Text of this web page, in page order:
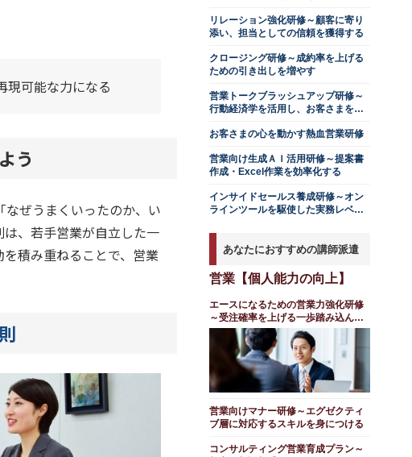
現可能な力になる
う
ぜうまくいったのか、い
、若手営業が自立した一
積み重ねることで、営業
リレーション強化研修～顧客に寄り
添い、担当としての信頼を獲得する
クロージング研修～成約率を上げる
ための引き出しを増やす
営業トークブラッシュアップ研修～
行動経済学を活用し、お客さまを動
お客さまの心を動かす熱血営業研修
営業向け生成ＡＩ活用研修～提案書
作成・Excel作業を効率化する
インサイドセールス養成研修～オン
ラインツールを駆使した実務レベル
あなたにおすすめの講師派遣
営業【個人能力の向上】
エースになるための営業力強化研修
～受注確率を上げる一歩踏み込んだ
攻略プラン
営業向けマナー研修～エグゼクティ
ブ層に対応するスキルを身につける
コンサルティング営業育成プラン～